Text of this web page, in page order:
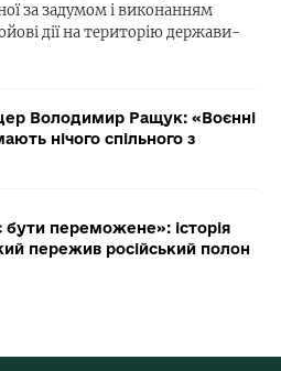
за задумом і виконанням
дії на територію держави-
Володимир Ращук: «Воєнні
нічого спільного з
переможене»: історія
пережив російський полон